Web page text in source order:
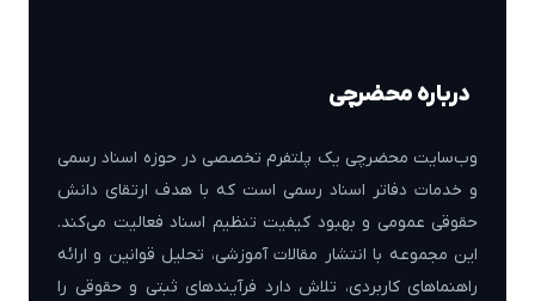
درباره محضرچی
وب‌سایت محضرچی یک پلتفرم تخصصی در حوزه اسناد رسمی
و خدمات دفاتر اسناد رسمی است که با هدف ارتقای دانش
حقوقی عمومی و بهبود کیفیت تنظیم اسناد فعالیت می‌کند.
این مجموعه با انتشار مقالات آموزشی، تحلیل قوانین و ارائه
راهنماهای کاربردی، تلاش دارد فرآیندهای ثبتی و حقوقی را